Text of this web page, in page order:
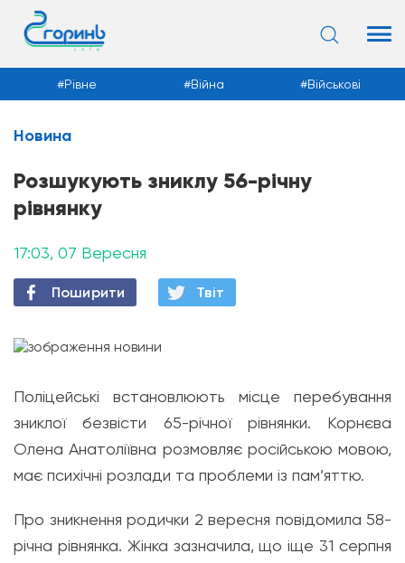
Новини
Рівне Війна Військові
Новина
Розшукують зниклу 56-річну
рівнянку
17:03, 07 Вересня
Поширити Твiт
Поліцейські встановлюють місце перебування
зниклої безвісти 65-річної рівнянки. Корнєва
Олена Анатоліївна розмовляє російською мовою,
має психічні розлади та проблеми із пам’яттю.
Про зникнення родички 2 вересня повідомила 58-
річна рівнянка. Жінка зазначила, що іще 31 серпня